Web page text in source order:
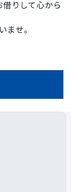
りして心から
ませ。